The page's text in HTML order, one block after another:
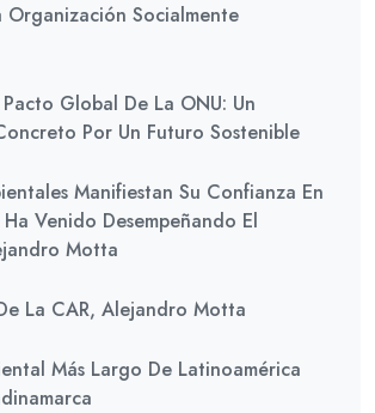
Organización Socialmente
Global De La ONU: Un
Por Un Futuro Sostenible
Manifiestan Su Confianza En
Venido Desempeñando El
Motta
La CAR, Alejandro Motta
Más Largo De Latinoamérica